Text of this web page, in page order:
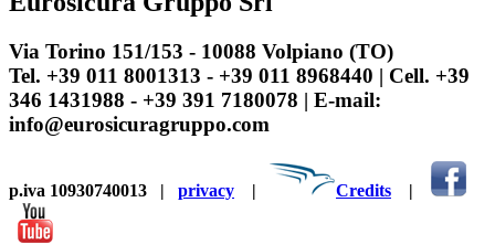
Via Torino 151/153 - 10088 Volpiano (TO)
Tel. +39 011 8001313 - +39 011 8968440 | Cell. +39
346 1431988 - +39 391 7180078 | E-mail:
info@eurosicuragruppo.com
p.iva 10930740013 | privacy | Credits |